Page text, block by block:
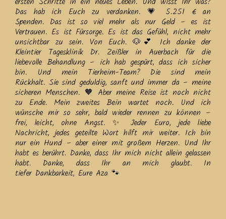
Das hab ich Euch zu verdanken. 💗 5.251 € an
Spenden. Das ist so viel mehr als nur Geld – es ist
Vertrauen. Es ist Fürsorge. Es ist das Gefühl, nicht mehr
unsichtbar zu sein. Von Euch. 🐶💕 Ich danke der
Kleintier Tagesklinik Dr. Zeißler in Auerbach für die
liebevolle Behandlung – ich hab gespürt, dass ich sicher
bin. Und mein Tierheim-Team? Die sind mein
Rückhalt. Sie sind geduldig, sanft und immer da – meine
sicheren Menschen. 🧡 Aber meine Reise ist noch nicht
zu Ende. Mein zweites Bein wartet noch. Und ich
wünsche mir so sehr, bald wieder rennen zu können –
frei, leicht, ohne Angst. ✨ Jeder Euro, jede liebe
Nachricht, jedes geteilte Wort hilft mir weiter. Ich bin
nur ein Hund – aber einer mit großem Herzen. Und Ihr
habt es berührt. Danke, dass Ihr mich nicht allein gelassen
habt. Danke, dass Ihr an mich glaubt. In
tiefer Dankbarkeit, Eure Aza 🐾